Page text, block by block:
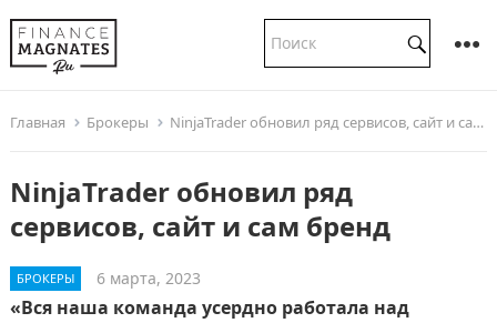
Главная Брокеры NinjaTrader обновил ряд сервисов, сайт и сам бренд
NinjaTrader обновил ряд
сервисов, сайт и сам бренд
БРОКЕРЫ 6 марта, 2023
«Вся наша команда усердно работала над